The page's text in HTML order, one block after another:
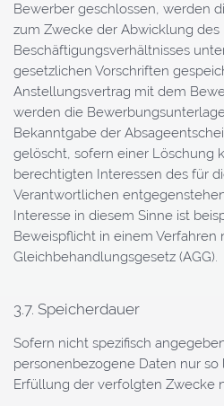
Bewerber geschlossen, werden
zum Zwecke der Abwicklung des
Beschäftigungsverhältnisses
gesetzlichen Vorschriften
Anstellungsvertrag mit dem
werden die
Bekanntgabe der
gelöscht, sofern einer Löschung
berechtigten Interessen des für
Verantwortlichen
Interesse in diesem Sinne ist
Beweispflicht in einem
Gleichbehandlungsgesetz (AGG).
3.7. Speicherdauer
Sofern nicht spezifisch
personenbezogene Daten nur so
Erfüllung der verfolgten Zwecke